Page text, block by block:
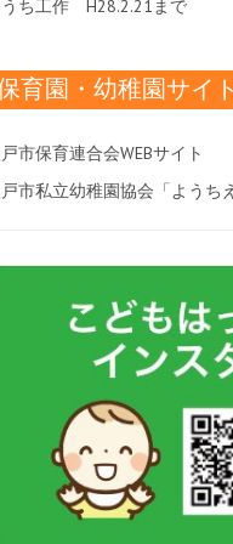
ち工作 H28.2.21まで
育園・幼稚園サイ
市保育連合会WEBサイト
市私立幼稚園協会「ようち